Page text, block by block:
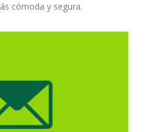
cómoda y segura.